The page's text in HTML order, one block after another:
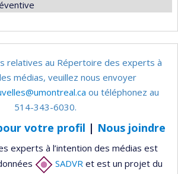
relatives au Répertoire des experts à
médias, veuillez nous envoyer
ou téléphonez au
514-343-6030.
votre profil | Nous joindre
experts à l’intention des médias est
SADVRet est un projet du